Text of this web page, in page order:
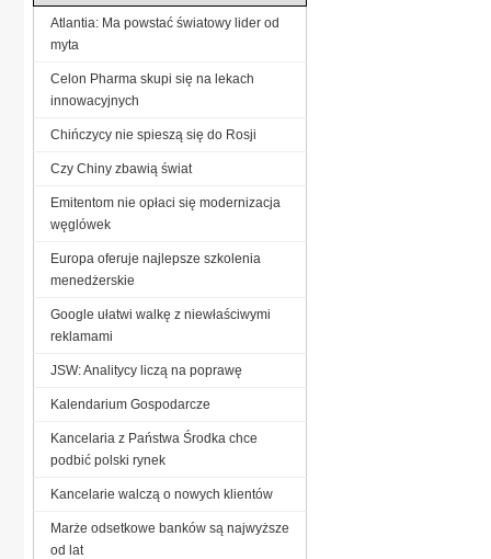
Atlantia: Ma powstać światowy lider od
myta
Celon Pharma skupi się na lekach
innowacyjnych
Chińczycy nie spieszą się do Rosji
Czy Chiny zbawią świat
Emitentom nie opłaci się modernizacja
węglówek
Europa oferuje najlepsze szkolenia
menedżerskie
Google ułatwi walkę z niewłaściwymi
reklamami
JSW: Analitycy liczą na poprawę
Kalendarium Gospodarcze
Kancelaria z Państwa Środka chce
podbić polski rynek
Kancelarie walczą o nowych klientów
Marże odsetkowe banków są najwyższe
od lat